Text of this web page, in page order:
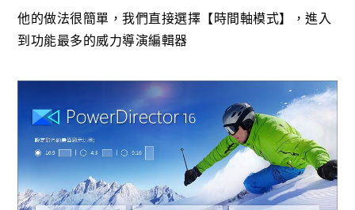
他的做法很簡單，我們直接選擇【時間軸模式】，進入
到功能最多的威力導演編輯器